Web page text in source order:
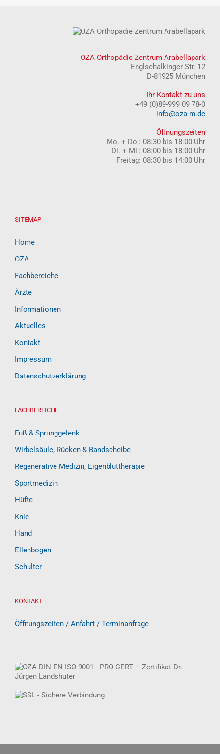
OZA Orthopädie Zentrum Arabellapark
Englschalkinger Str. 12
D-81925 München
Ihr Kontakt zu uns
+49 (0)89-999 09 78-0
info@oza-m.de
Öffnungszeiten
Mo. + Do.: 08:30 bis 18:00 Uhr
Di. + Mi.: 08:00 bis 18:00 Uhr
Freitag: 08:30 bis 14:00 Uhr
SITEMAP
Home
OZA
Fachbereiche
Ärzte
Informationen
Aktuelles
Kontakt
Impressum
Datenschutzerklärung
FACHBEREICHE
Fuß & Sprunggelenk
Wirbelsäule, Rücken & Bandscheibe
Regenerative Medizin, Eigenbluttherapie
Sportmedizin
Hüfte
Knie
Hand
Ellenbogen
Schulter
KONTAKT
Öffnungszeiten / Anfahrt / Terminanfrage